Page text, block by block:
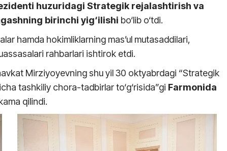
huzuridagi Strategik rejalashtirish va
birinchi yig‘ilishi bo‘lib o‘tdi.
hamda hokimliklarning mas’ul mutasaddilari,
rahbarlari ishtirok etdi.
Mirziyoyevning shu yil 30 oktyabrdagi “Strategik
tashkiliy chora-tadbirlar to‘g‘risida”gi Farmonida
qilindi.